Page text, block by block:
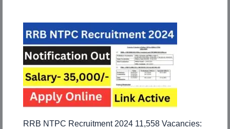
RRB NTPC Recruitment 2024 11,558 Vacancies: